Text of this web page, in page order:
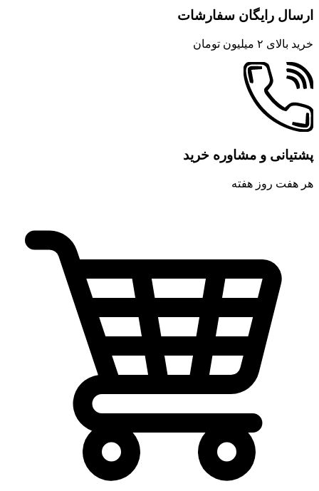
ارسال رایگان سفارشات
خرید بالای ۲ میلیون تومان
پشتیانی و مشاوره خرید
هر هفت روز هفته